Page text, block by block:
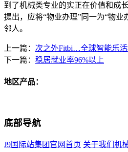
到了机械类专业的实正在价值和成
提出，应将“物业办理”同一为“物业
邻人。
上一篇： 次之外Fitbi…全球智能乐
下一篇： 稳居就业率96%以上
地区产品：
底部导航
J9国际站集团官网首页 关于我们 机